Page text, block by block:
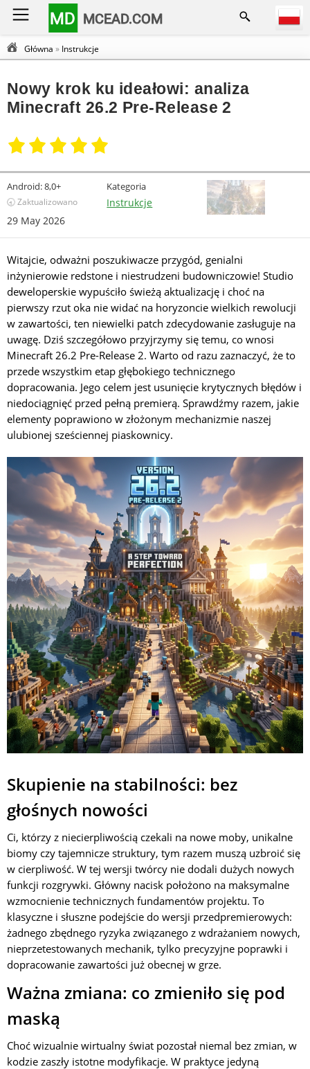
MD MCEAD.COM
Główna » Instrukcje
Nowy krok ku ideałowi: analiza
Minecraft 26.2 Pre-Release 2
Android:8,0+
🕣 Zaktualizowano
29 May 2026
Kategoria
Instrukcje
Witajcie, odważni poszukiwacze przygód, genialni
inżynierowie redstone i niestrudzeni budowniczowie! Studio
deweloperskie wypuściło świeżą aktualizację i choć na
pierwszy rzut oka nie widać na horyzoncie wielkich rewolucji
w zawartości, ten niewielki patch zdecydowanie zasługuje na
uwagę. Dziś szczegółowo przyjrzymy się temu, co wnosi
Minecraft 26.2 Pre-Release 2. Warto od razu zaznaczyć, że to
przede wszystkim etap głębokiego technicznego
dopracowania. Jego celem jest usunięcie krytycznych błędów i
niedociągnięć przed pełną premierą. Sprawdźmy razem, jakie
elementy poprawiono w złożonym mechanizmie naszej
ulubionej sześciennej piaskownicy.
Skupienie na stabilności: bez
głośnych nowości
Ci, którzy z niecierpliwością czekali na nowe moby, unikalne
biomy czy tajemnicze struktury, tym razem muszą uzbroić się
w cierpliwość. W tej wersji twórcy nie dodali dużych nowych
funkcji rozgrywki. Główny nacisk położono na maksymalne
wzmocnienie technicznych fundamentów projektu. To
klasyczne i słuszne podejście do wersji przedpremierowych:
żadnego zbędnego ryzyka związanego z wdrażaniem nowych,
nieprzetestowanych mechanik, tylko precyzyjne poprawki i
dopracowanie zawartości już obecnej w grze.
Ważna zmiana: co zmieniło się pod
maską
Choć wizualnie wirtualny świat pozostał niemal bez zmian, w
kodzie zaszły istotne modyfikacje. W praktyce jedyną